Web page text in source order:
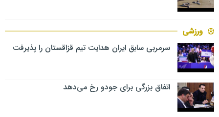
ورزشی
سرمربی سابق ایران هدایت تیم قزاقستان را پذیرفت
اتفاق بزرگی برای جودو رخ می‌دهد